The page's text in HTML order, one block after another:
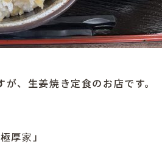
、生姜焼き定食のお店です。
厚家」